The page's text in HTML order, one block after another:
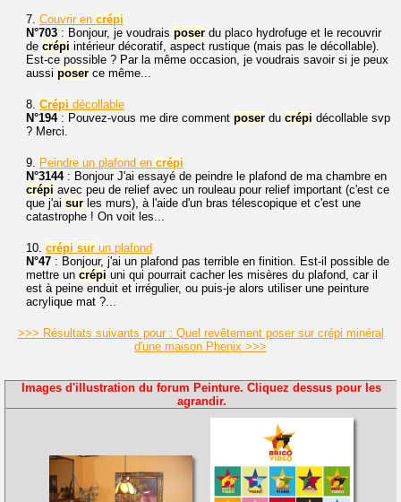
7. Couvrir en crépi
N°703 : Bonjour, je voudrais poser du placo hydrofuge et le recouvrir
de crépi intérieur décoratif, aspect rustique (mais pas le décollable).
Est-ce possible ? Par la même occasion, je voudrais savoir si je peux
aussi poser ce même...
8. Crépi décollable
N°194: Pouvez-vous me dire comment poser du crépi décollable svp
? Merci.
9. Peindre un plafond en crépi
N°3144: Bonjour J'ai essayé de peindre le plafond de ma chambre en
crépi avec peu de relief avec un rouleau pour relief important (c'est ce
que j'ai sur les murs), à l'aide d'un bras télescopique et c'est une
catastrophe ! On voit les...
10. crépi sur un plafond
N°47 : Bonjour, j'ai un plafond pas terrible en finition. Est-il possible de
mettre un crépi uni qui pourrait cacher les misères du plafond, car il
est à peine enduit et irrégulier, ou puis-je alors utiliser une peinture
acrylique mat ?...
>>> Résultats suivants pour : Quel revêtement poser sur crépi minéral
d'une maison Phenix >>>
Images d'illustration du forum Peinture. Cliquez dessus pour les
agrandir.